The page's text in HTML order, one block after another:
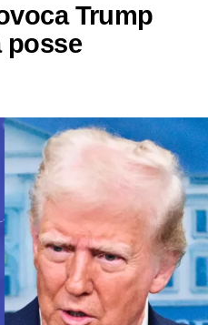
Trump
posse